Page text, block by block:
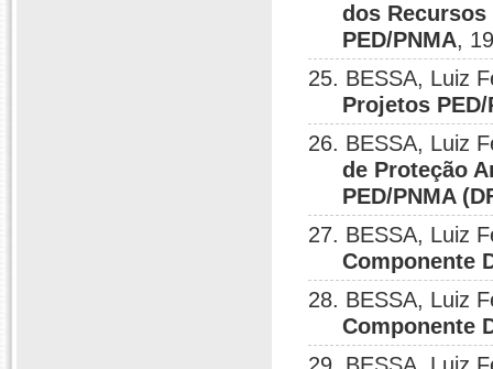
dos
PED/PNMA,
25. BESSA, Luiz
Projetos PED/
26. BESSA, Luiz
de Proteção
PED/PNMA
27. BESSA, Luiz
Componente
28. BESSA, Luiz
Componente